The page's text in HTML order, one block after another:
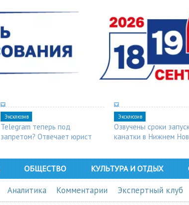
Эксклюзив
Telegram теперь под
запретом? Отвечает юрист
Эксклюзив
Озвучены сроки
канатки в Нижнем
ОБЩЕСТВО КУЛЬТУРА И ОТДЫХ
Аналитика Комментарии Экспертный клуб